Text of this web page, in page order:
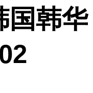
国韩华